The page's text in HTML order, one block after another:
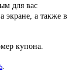
для вас
экране, а также в
купона.